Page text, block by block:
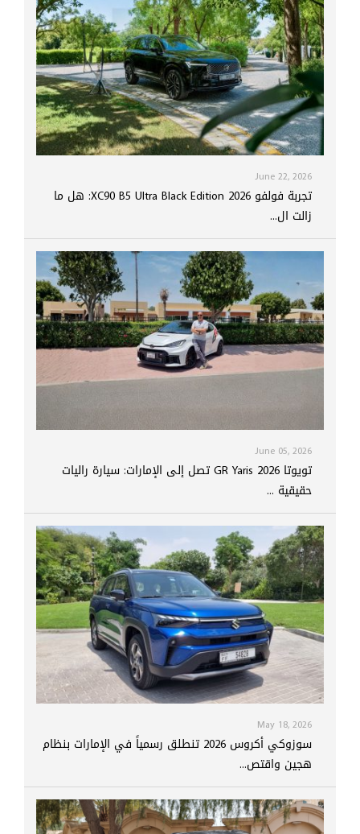
June 22, 2026
تجربة فولفو XC90 B5 Ultra Black Edition 2026: هل ما
زالت ال...
June 05, 2026
تويوتا GR Yaris 2026 تصل إلى الإمارات: سيارة راليات
حقيقية ...
May 18, 2026
سوزوكي أكروس 2026 تنطلق رسمياً في الإمارات بنظام
هجين واقتص...